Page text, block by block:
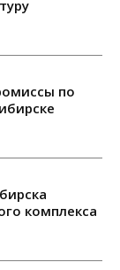
по
комплекса